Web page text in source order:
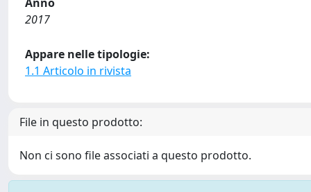
2017
Appare nelle tipologie:
1.1 Articolo in rivista
File in questo prodotto:
Non ci sono file associati a questo prodotto.